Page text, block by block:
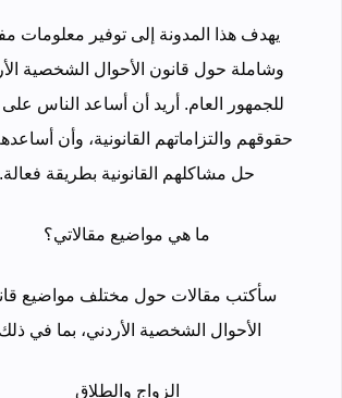
يهدف هذا المدونة إلى توفير معلومات
وشاملة حول قانون الأحوال الشخصية
للجمهور العام. أريد أن أساعد الناس
حقوقهم والتزاماتهم القانونية، وأن
حل مشاكلهم القانونية بطريقة فعالة.
ما هي مواضيع مقالاتي؟
سأكتب مقالات حول مختلف مواضيع
الأحوال الشخصية الأردني، بما في
الزواج والطلاق